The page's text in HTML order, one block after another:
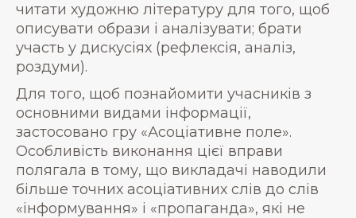
читати художню літературу для того, щоб
описувати образи і аналізувати; брати
участь у дискусіях (рефлексія, аналіз,
роздуми).
Для того, щоб познайомити учасників з
основними видами інформації,
застосовано гру «Асоціативне поле».
Особливість виконання цієї вправи
полягала в тому, що викладачі наводили
більше точних асоціативних слів до слів
«інформування» і «пропаганда», які не